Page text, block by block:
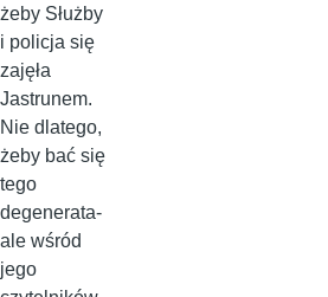
żeby Służby
i policja się
zajęła
Jastrunem.
Nie dlatego,
żeby bać się
tego
degenerata-
ale wśród
jego